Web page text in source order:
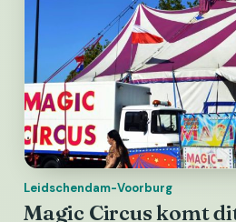
Leidschendam-Voorburg
Magic Circus komt